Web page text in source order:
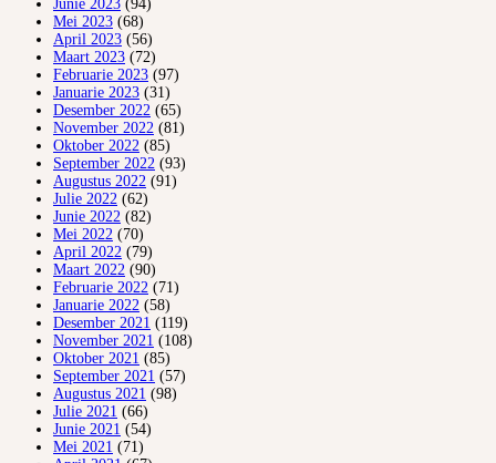
Junie 2023 (94)
Mei 2023 (68)
April 2023 (56)
Maart 2023 (72)
Februarie 2023 (97)
Januarie 2023 (31)
Desember 2022 (65)
November 2022 (81)
Oktober 2022 (85)
September 2022 (93)
Augustus 2022 (91)
Julie 2022 (62)
Junie 2022 (82)
Mei 2022 (70)
April 2022 (79)
Maart 2022 (90)
Februarie 2022 (71)
Januarie 2022 (58)
Desember 2021 (119)
November 2021 (108)
Oktober 2021 (85)
September 2021 (57)
Augustus 2021 (98)
Julie 2021 (66)
Junie 2021 (54)
Mei 2021 (71)